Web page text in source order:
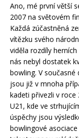
Ano, mé první větší
2007 na světovém
Každá zúčastněná
vítězku svého
viděla rozdíly
nás nebyl dostatek
bowling. V
jsou již v mnoha
kadeti přivezli v
U21, kde ve
úspěchy jsou
bowlingové